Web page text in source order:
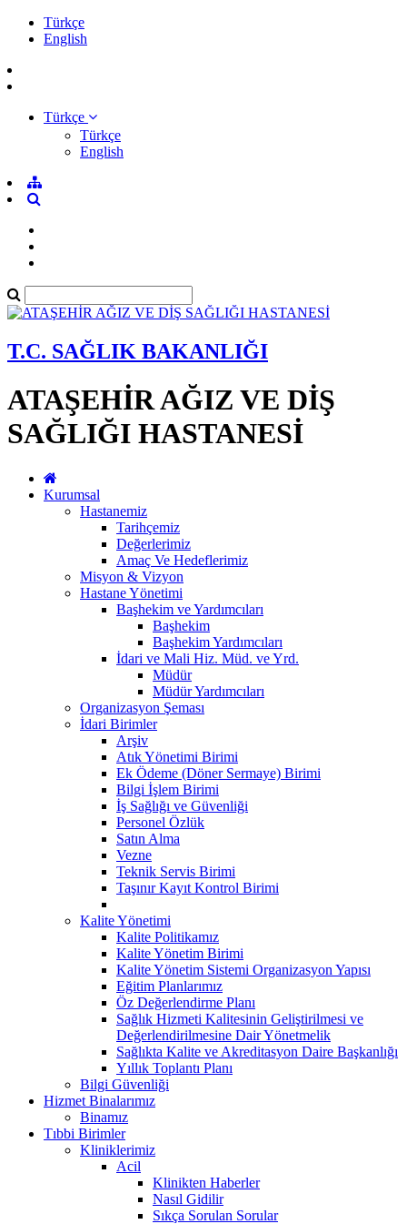
Türkçe
English
Türkçe
Türkçe
English
T.C. SAĞLIK BAKANLIĞI
ATAŞEHİR AĞIZ VE DİŞ
SAĞLIĞI HASTANESİ
Kurumsal
Hastanemiz
Tarihçemiz
Değerlerimiz
Amaç Ve Hedeflerimiz
Misyon & Vizyon
Hastane Yönetimi
Başhekim ve Yardımcıları
Başhekim
Başhekim Yardımcıları
İdari ve Mali Hiz. Müd. ve Yrd.
Müdür
Müdür Yardımcıları
Organizasyon Şeması
İdari Birimler
Arşiv
Atık Yönetimi Birimi
Ek Ödeme (Döner Sermaye) Birimi
Bilgi İşlem Birimi
İş Sağlığı ve Güvenliği
Personel Özlük
Satın Alma
Vezne
Teknik Servis Birimi
Taşınır Kayıt Kontrol Birimi
Kalite Yönetimi
Kalite Politikamız
Kalite Yönetim Birimi
Kalite Yönetim Sistemi Organizasyon Yapısı
Eğitim Planlarımız
Öz Değerlendirme Planı
Sağlık Hizmeti Kalitesinin Geliştirilmesi ve
Değerlendirilmesine Dair Yönetmelik
Sağlıkta Kalite ve Akreditasyon Daire Başkanlığı
Yıllık Toplantı Planı
Bilgi Güvenliği
Hizmet Binalarımız
Binamız
Tıbbi Birimler
Kliniklerimiz
Acil
Klinikten Haberler
Nasıl Gidilir
Sıkça Sorulan Sorular